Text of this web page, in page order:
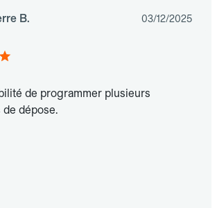
B. 03/12/2025
de programmer plusieurs
de dépose.